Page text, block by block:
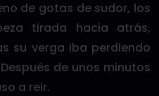
de gotas de sudor, los
tirada hacia atrás,
su verga iba perdiendo
de unos minutos
a reir.